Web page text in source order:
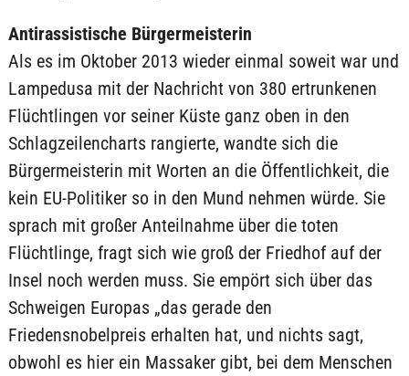
Antirassistische Bürgermeisterin
Als es im Oktober 2013 wieder einmal soweit war und
Lampedusa mit der Nachricht von 380 ertrunkenen
Flüchtlingen vor seiner Küste ganz oben in den
Schlagzeilencharts rangierte, wandte sich die
Bürgermeisterin mit Worten an die Öffentlichkeit, die
kein EU-Politiker so in den Mund nehmen würde. Sie
sprach mit großer Anteilnahme über die toten
Flüchtlinge, fragt sich wie groß der Friedhof auf der
Insel noch werden muss. Sie empört sich über das
Schweigen Europas „das gerade den
Friedensnobelpreis erhalten hat, und nichts sagt,
obwohl es hier ein Massaker gibt, bei dem Menschen